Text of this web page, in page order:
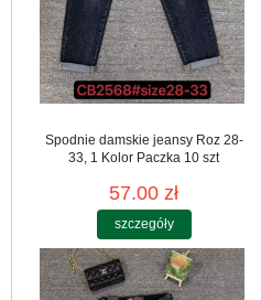
Spodnie damskie jeansy Roz 28-
33, 1 Kolor Paczka 10 szt
57.00 zł
szczegóły